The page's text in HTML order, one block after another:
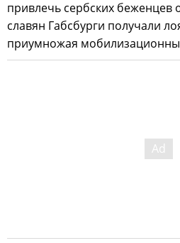
привлечь сербских беженцев
славян Габсбурги получали
приумножая